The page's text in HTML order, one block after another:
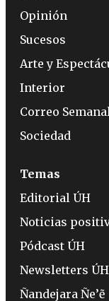
Opinión
Sucesos
Arte y
Interior
Correo
Sociedad
Temas
Editorial ÚH
Noticias
Pódcast ÚH
Newsletters ÚH
Ñandejara Ñe’ẽ